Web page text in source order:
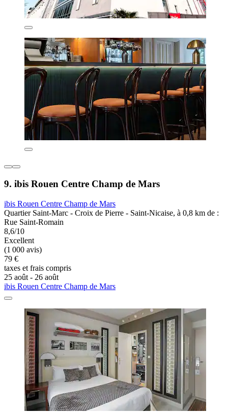
9. ibis Rouen Centre Champ de Mars
ibis Rouen Centre Champ de Mars
Quartier Saint-Marc - Croix de Pierre - Saint-Nicaise, à 0,8 km de :
Rue Saint-Romain
8,6/10
Excellent
(1 000 avis)
79 €
taxes et frais compris
25 août - 26 août
ibis Rouen Centre Champ de Mars